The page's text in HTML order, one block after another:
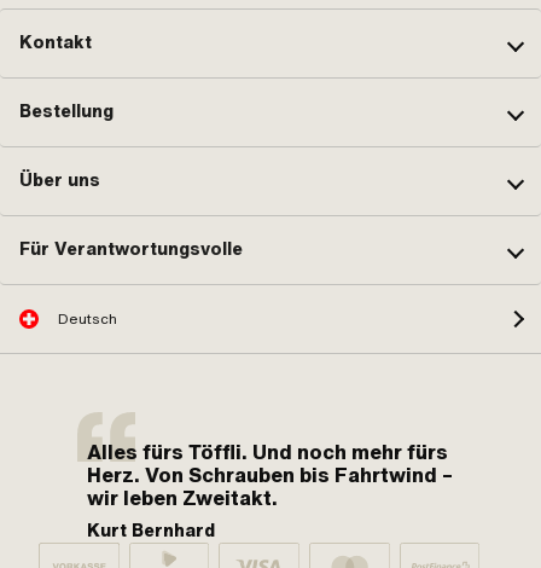
Kontakt
Bestellung
Über uns
Für Verantwortungsvolle
Deutsch
Alles fürs Töffli. Und noch mehr fürs
Herz. Von Schrauben bis Fahrtwind –
wir leben Zweitakt.
Kurt Bernhard